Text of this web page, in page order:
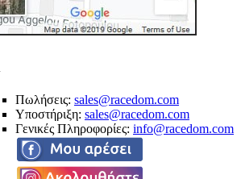
Πωλήσεις: sales@racedom.com
Υποστήριξη: sales@racedom.com
Γενικές Πληροφορίες: info@racedom.com